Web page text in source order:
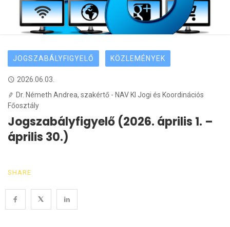
JOGSZABÁLYFIGYELŐ KÖZLEMÉNYEK
2026.06.03.
Dr. Németh Andrea, szakértő - NAV KI Jogi és Koordinációs
Főosztály
Jogszabályfigyelő (2026. április 1. –
április 30.)
SHARE